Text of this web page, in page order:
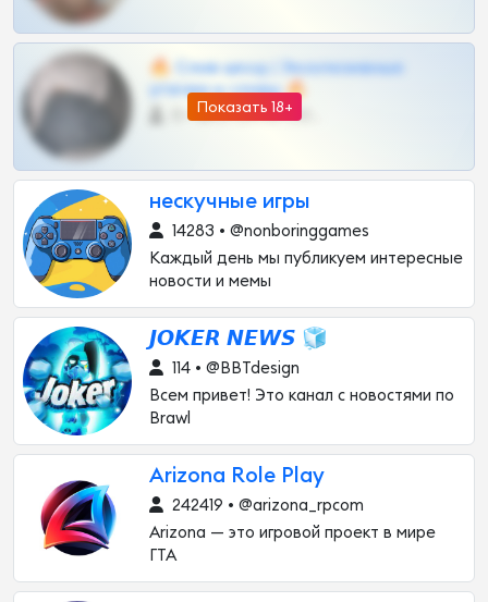
Показать 18+
🔥 Слив шкод | Эксклюзивные
утечки и сливы 🔥
0 •
нескучные игры
14283 • @nonboringgames
Каждый день мы публикуем интересные
новости и мемы
𝙅𝙊𝙆𝙀𝙍 𝙉𝙀𝙒𝙎 🧊
114 • @BBTdesign
Всем привет! Это канал с новостями по
Brawl
Arizona Role Play
242419 • @arizona_rpcom
Arizona — это игровой проект в мире
ГТА